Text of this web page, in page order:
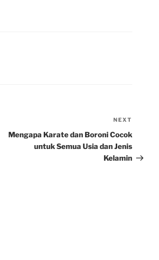
Post
NEXT
Mengapa Karate dan Boroni Cocok
untuk Semua Usia dan Jenis
Kelamin